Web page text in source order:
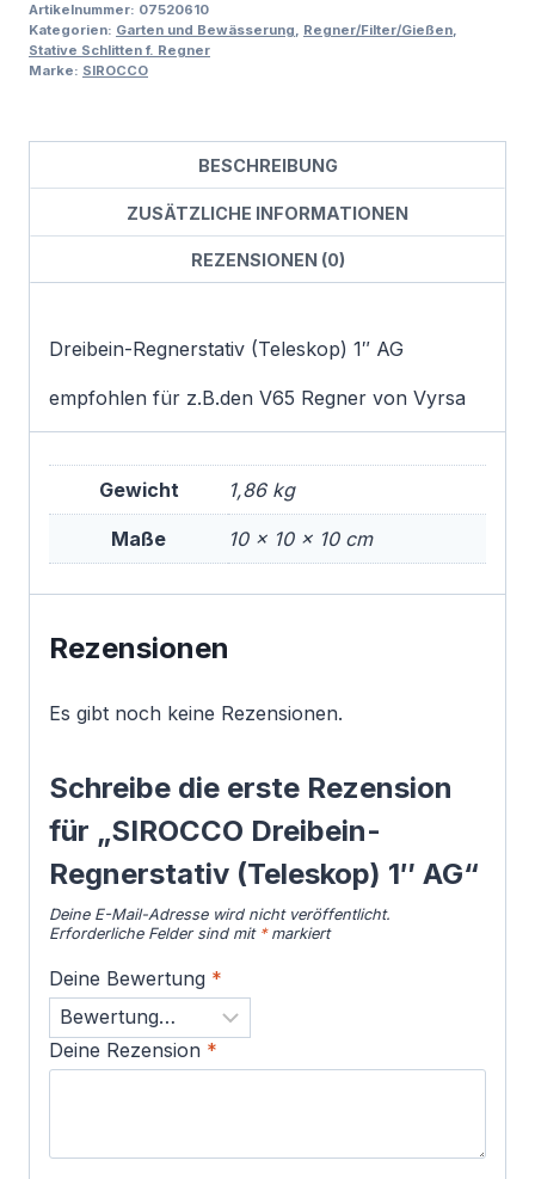
Artikelnummer: 07520610
Kategorien: Garten und Bewässerung, Regner/Filter/Gießen,
Stative Schlitten f. Regner
Marke: SIROCCO
BESCHREIBUNG
ZUSÄTZLICHE INFORMATIONEN
REZENSIONEN (0)
Dreibein-Regnerstativ (Teleskop) 1″ AG
empfohlen für z.B.den V65 Regner von Vyrsa
Gewicht 1,86 kg
Maße 10 × 10 × 10 cm
Rezensionen
Es gibt noch keine Rezensionen.
Schreibe die erste Rezension
für „SIROCCO Dreibein-
Regnerstativ (Teleskop) 1″ AG“
Deine E-Mail-Adresse wird nicht veröffentlicht.
Erforderliche Felder sind mit *markiert
Deine Bewertung *
Deine Rezension *